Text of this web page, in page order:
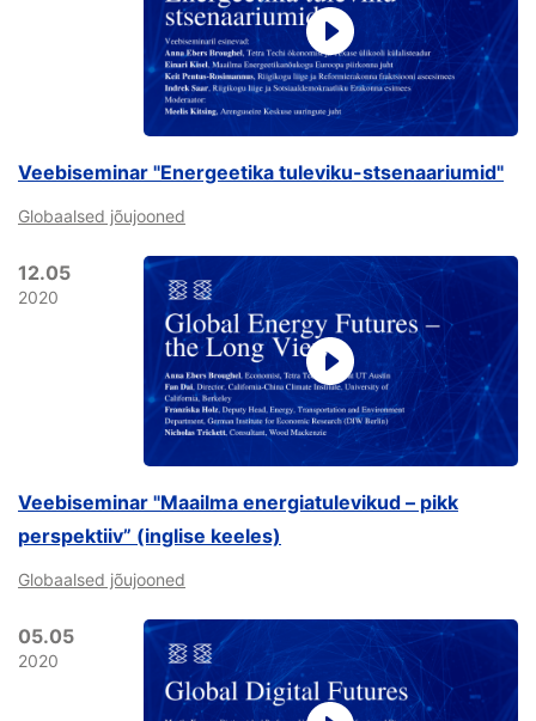
Veebiseminar "Energeetika tuleviku-stsenaariumid"
Globaalsed jõujooned
12.05
2020
Veebiseminar "Maailma energiatulevikud – pikk
perspektiiv” (inglise keeles)
Globaalsed jõujooned
05.05
2020